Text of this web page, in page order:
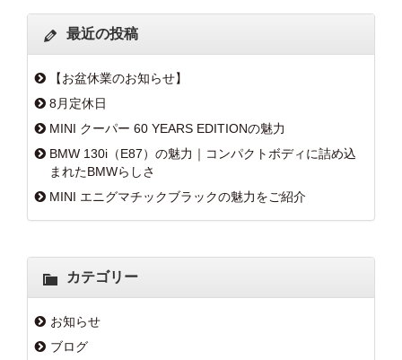
最近の投稿
【お盆休業のお知らせ】
8月定休日
MINI クーパー 60 YEARS EDITIONの魅力
BMW 130i（E87）の魅力｜コンパクトボディに詰め込
まれたBMWらしさ
MINI エニグマチックブラックの魅力をご紹介
カテゴリー
お知らせ
ブログ